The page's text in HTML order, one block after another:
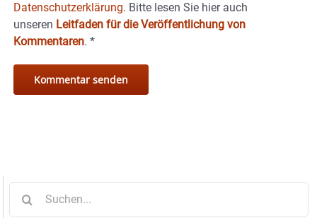
Datenschutzerklärung. Bitte lesen Sie hier auch
unseren Leitfaden für die Veröffentlichung von
Kommentaren. *
nach: